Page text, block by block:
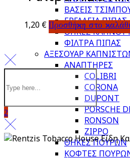
ΒΑΣΕΙΣ
ΕΡΓΑΛΕΙΑ ΠΙΠΑΣ
ΘΗΚΕΣ ΚΑΠΝΟΥ
ΦΙΛΤΡΑ ΠΙΠΑΣ
ΑΞΕΣΟΥΑΡ
ΑΝΑΠΤΗΡΕΣ
COLIBRI
CORONA
DUPONT
PORSCHE
RONSON
ZIPPO
ΘΗΚΕΣ ΠΟΥΡΩΝ
ΚΟΦΤΕΣ
1,20 € Προσθήκη στο